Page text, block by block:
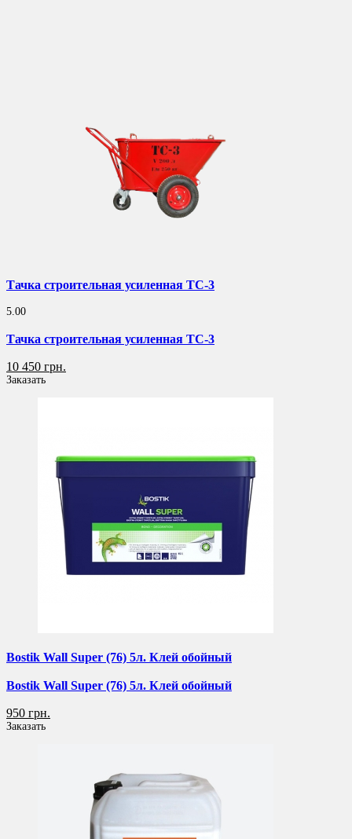
Тачка строительная усиленная ТС-3
5.00
Тачка строительная усиленная ТС-3
10 450 грн.
Заказать
Bostik Wall Super (76) 5л. Клей обойный
Bostik Wall Super (76) 5л. Клей обойный
950 грн.
Заказать